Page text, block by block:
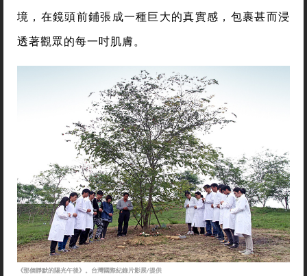
境，在鏡頭前鋪張成一種巨大的真實感，包裹甚而浸
透著觀眾的每一吋肌膚。
《那個靜默的陽光午後》。台灣國際紀錄片影展/提供